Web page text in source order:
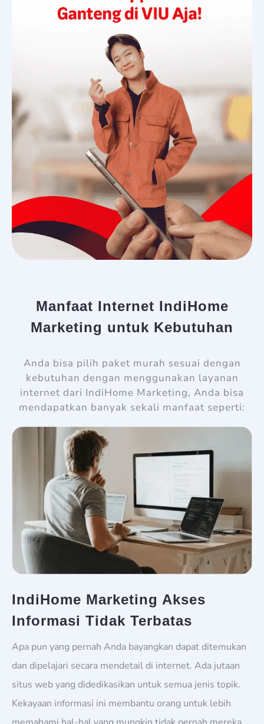
Manfaat Internet IndiHome
Marketing untuk Kebutuhan
Anda bisa pilih paket murah sesuai dengan
kebutuhan dengan menggunakan layanan
internet dari IndiHome Marketing, Anda bisa
mendapatkan banyak sekali manfaat seperti:
IndiHome Marketing Akses
Informasi Tidak Terbatas
Apa pun yang pernah Anda bayangkan dapat ditemukan
dan dipelajari secara mendetail di internet. Ada jutaan
situs web yang didedikasikan untuk semua jenis topik.
Kekayaan informasi ini membantu orang untuk lebih